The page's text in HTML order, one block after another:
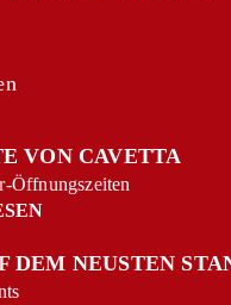
OpenStreetMap
VON CAVETTA
Öffnungszeiten
DEM NEUSTEN